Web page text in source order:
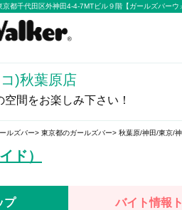
都千代田区外神田4-4-7MTビル９階【ガールズバーウ
)秋葉原店
間をお楽しみ下さい！
ルズバー 東京都のガールズバー 秋葉原/神田/東京/
ド）
プ バイト情報